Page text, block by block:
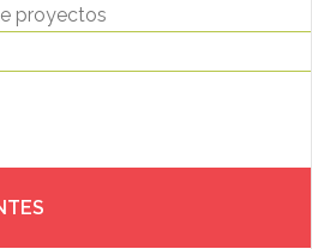
proyectos